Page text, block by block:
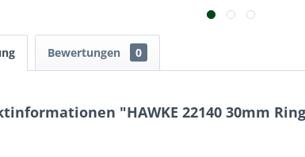
Bewertungen 0
"HAWKE 22140 30mm